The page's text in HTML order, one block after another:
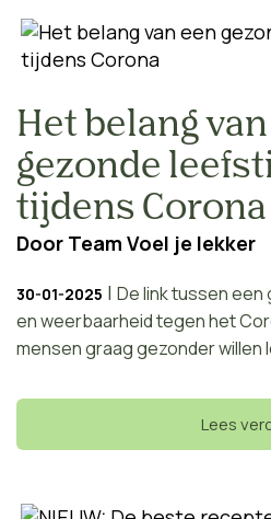
Het belang
gezonde
tijdens Corona
Door Team Voel je lekker
30-01-2025 | De link tussen
en weerbaarheid tegen het
mensen graag gezonder willen
Lees